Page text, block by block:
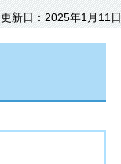
更新日：2025年1月11日